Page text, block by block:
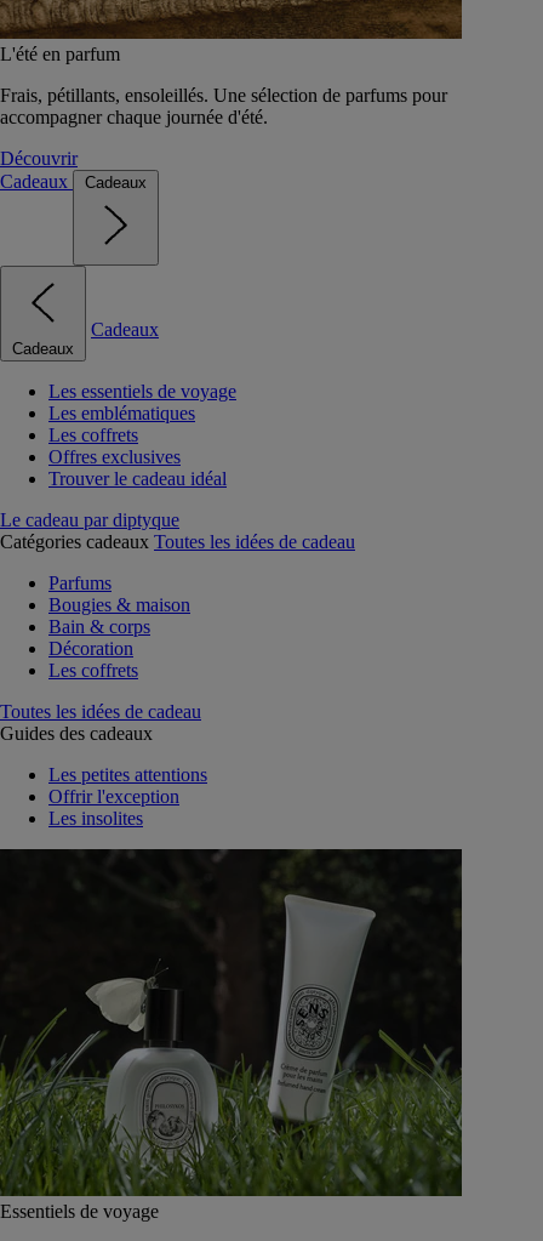
L'été en parfum
Frais, pétillants, ensoleillés. Une sélection de parfums pour
accompagner chaque journée d'été.
Découvrir
Cadeaux
Cadeaux
Cadeaux
Cadeaux
Les essentiels de voyage
Les emblématiques
Les coffrets
Offres exclusives
Trouver le cadeau idéal
Le cadeau par diptyque
Catégories cadeaux Toutes les idées de cadeau
Parfums
Bougies & maison
Bain & corps
Décoration
Les coffrets
Toutes les idées de cadeau
Guides des cadeaux
Les petites attentions
Offrir l'exception
Les insolites
Essentiels de voyage